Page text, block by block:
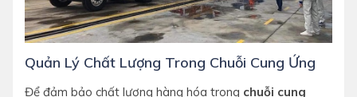
Quản Lý Chất Lượng Trong Chuỗi Cung Ứng
Để đảm bảo chất lượng hàng hóa trong chuỗi cung